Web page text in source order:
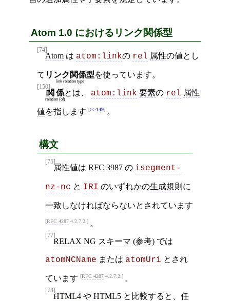
Atom 1.0 におけるリンク関係型
[74]
Atom は atom:linkの rel 属性の値とし
て リンク関係型
link relation type
を使っています。
[150]
関係
relation (of)
とは、 atom:link 要素の rel 属性
値を指します >>149 。
構文
[75]
属性値は RFC 3987 の isegment-
nz-nc と IRI のいずれかの生成規則 に
一致しなければならないとされています
RFC 4287 4.2.7.2. 。
[77]
RELAX NG スキーマ (参考) では
atomNCName または atomUri とされ
ています RFC 4287 4.2.7.2. 。
[78]
HTML4 や HTML5 と比較すると、任